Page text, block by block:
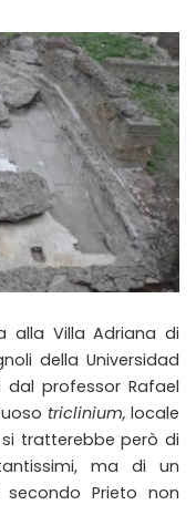
alla Villa Adriana di
della Universidad
dal professor Rafael
triclinium, locale
tratterebbe però di
ma di un
Prieto non